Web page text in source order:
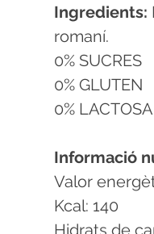
Ingredients:
romaní.
0% SUCRES
0% GLUTEN
0% LACTOSA
Informació
Valor
Kcal: 140
Hidrats de